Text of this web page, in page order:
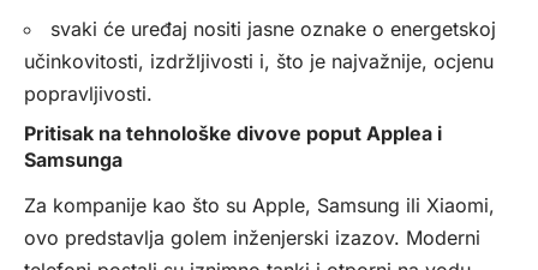
svaki će uređaj nositi jasne oznake o energetskoj
učinkovitosti, izdržljivosti i, što je najvažnije, ocjenu
popravljivosti.
Pritisak na tehnološke divove poput Applea i
Samsunga
Za kompanije kao što su Apple, Samsung ili Xiaomi,
ovo predstavlja golem inženjerski izazov. Moderni